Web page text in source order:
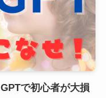
で初心者が大損